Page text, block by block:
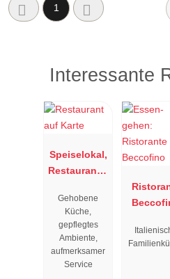
1
Interessante
Speiselokal,
Restaurant "
"
Gehobene
Küche,
gepflegtes
Ambiente,
aufmerksamer
Service